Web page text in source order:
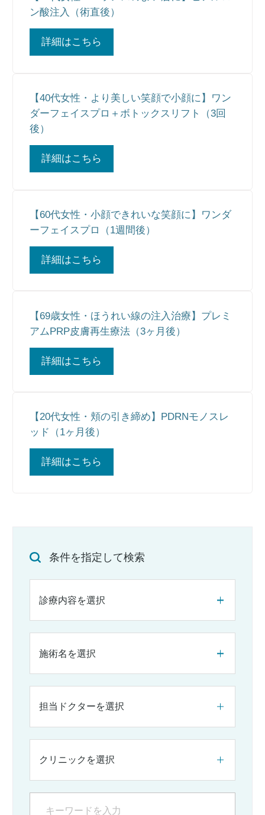
ン酸注入（術直後）
詳細はこちら
【40代女性・より美しい笑顔で小顔に】ワン
ダーフェイスプロ＋ボトックスリフト（3回
後）
詳細はこちら
【60代女性・小顔できれいな笑顔に】ワンダ
ーフェイスプロ（1週間後）
詳細はこちら
【69歳女性・ほうれい線の注入治療】プレミ
アムPRP皮膚再生療法（3ヶ月後）
詳細はこちら
【20代女性・頬の引き締め】PDRNモノスレ
ッド（1ヶ月後）
詳細はこちら
条件を指定して検索
診療内容を選択
施術名を選択
担当ドクターを選択
クリニックを選択